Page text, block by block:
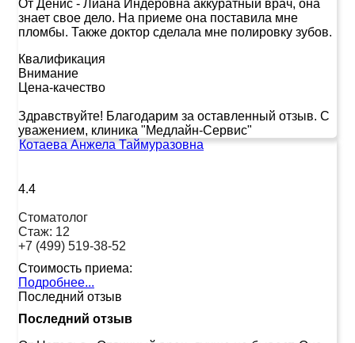
От Денис - Лиана Индеровна аккуратный врач, она
знает свое дело. На приеме она поставила мне
пломбы. Также доктор сделала мне полировку зубов.
Квалификация
Внимание
Цена-качество
Здравствуйте! Благодарим за оставленный отзыв. С
уважением, клиника "Медлайн-Сервис"
Котаева Анжела Таймуразовна
4.4
Стоматолог
Стаж: 12
+7 (499) 519-38-52
Стоимость приема:
Подробнее...
Последний отзыв
Последний отзыв